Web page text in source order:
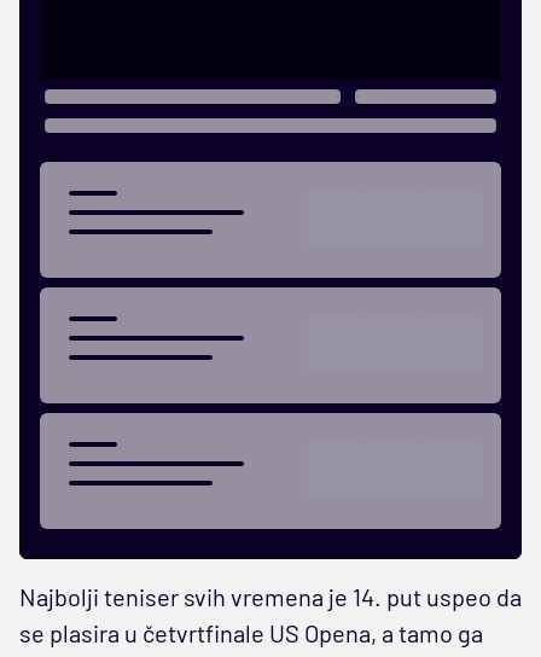
Najbolji teniser svih vremena je 14. put uspeo da
se plasira u četvrtfinale US Opena, a tamo ga